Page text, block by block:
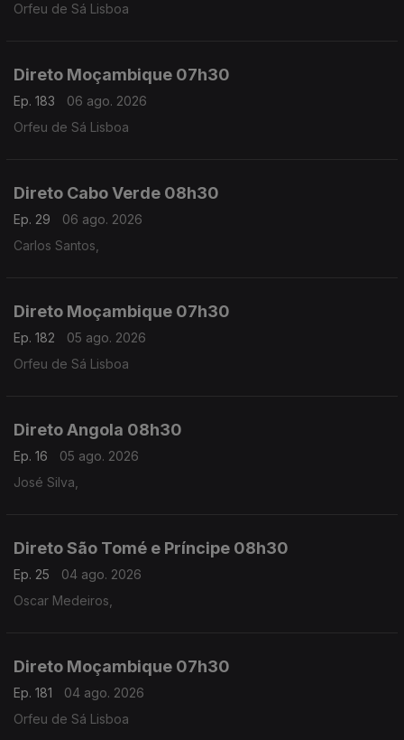
Orfeu de Sá Lisboa
Direto Moçambique 07h30
Ep. 183
06 ago. 2026
Orfeu de Sá Lisboa
Direto Cabo Verde 08h30
Ep. 29
06 ago. 2026
Carlos Santos,
Direto Moçambique 07h30
Ep. 182
05 ago. 2026
Orfeu de Sá Lisboa
Direto Angola 08h30
Ep. 16
05 ago. 2026
José Silva,
Direto São Tomé e Príncipe 08h30
Ep. 25
04 ago. 2026
Oscar Medeiros,
Direto Moçambique 07h30
Ep. 181
04 ago. 2026
Orfeu de Sá Lisboa